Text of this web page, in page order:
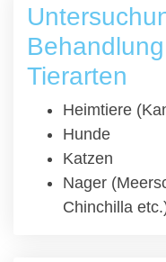
Tierarten
Heimtiere
Hunde
Katzen
Nager
Chinchilla